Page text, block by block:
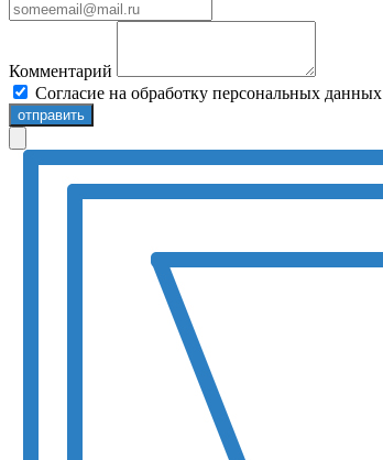
Комментарий
Согласие на обработку персональных данных
отправить